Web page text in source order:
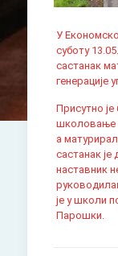
У
суботу
састанак
генерације
Присутно је
школовање
а
састанак
наставник
је у школи
Парошки.